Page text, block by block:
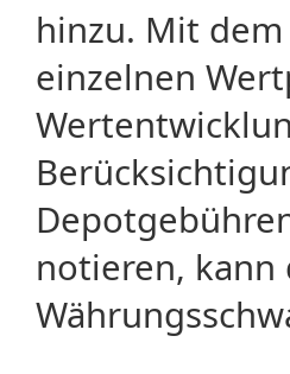
hinzu. Mit
einzelnen
notieren, kann